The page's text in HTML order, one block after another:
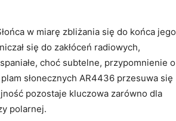
w miarę zbliżania się do końca jego
się do zakłóceń radiowych,
choć subtelne, przypomnienie o
słonecznych AR4436 przesuwa się
pozostaje kluczowa zarówno dla
polarnej.